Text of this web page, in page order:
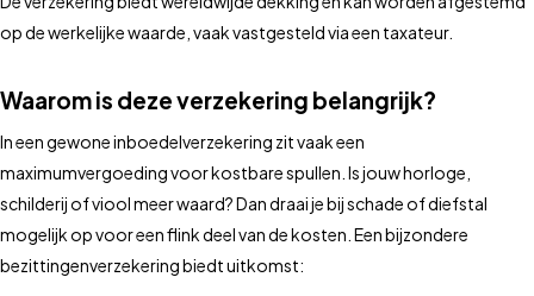
op de werkelijke waarde, vaak vastgesteld via een taxateur.
Waarom is deze verzekering belangrijk?
In een gewone inboedelverzekering zit vaak een
maximumvergoeding voor kostbare spullen. Is jouw horloge,
schilderij of viool meer waard? Dan draai je bij schade of diefstal
mogelijk op voor een flink deel van de kosten. Een bijzondere
bezittingenverzekering biedt uitkomst: